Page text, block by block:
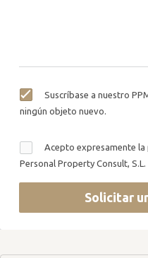
Suscríbase a nuestro
ningún objeto nuevo.
Acepto expresamente
Personal Property Consult, S.L.
Solicitar